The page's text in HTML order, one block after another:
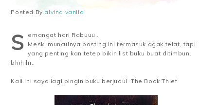
Posted By alvina vanila
S emangat hari Rabuuu..
Meski munculnya posting ini termasuk agak telat, tapi
yang penting kan tetep bikin list buku buat ditimbun.
bhihihi..
Kali ini saya lagi pingin buku berjudul The Book Thief